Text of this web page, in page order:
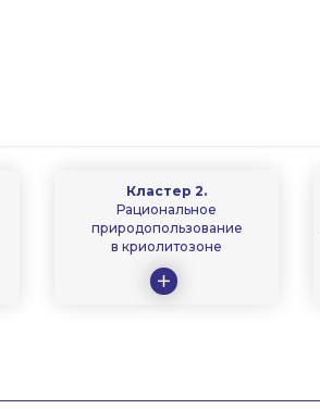
Кластер 2.
Рациональное
природопользование
в криолитозоне